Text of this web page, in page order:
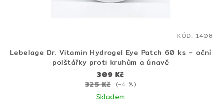
Lebelage Dr. Vitamin Hydrogel Eye Patch 60 ks – oční
polštářky proti kruhům a únavě
309 Kč
325 Kč
(–4 %)
Skladem
KÓD: 1408